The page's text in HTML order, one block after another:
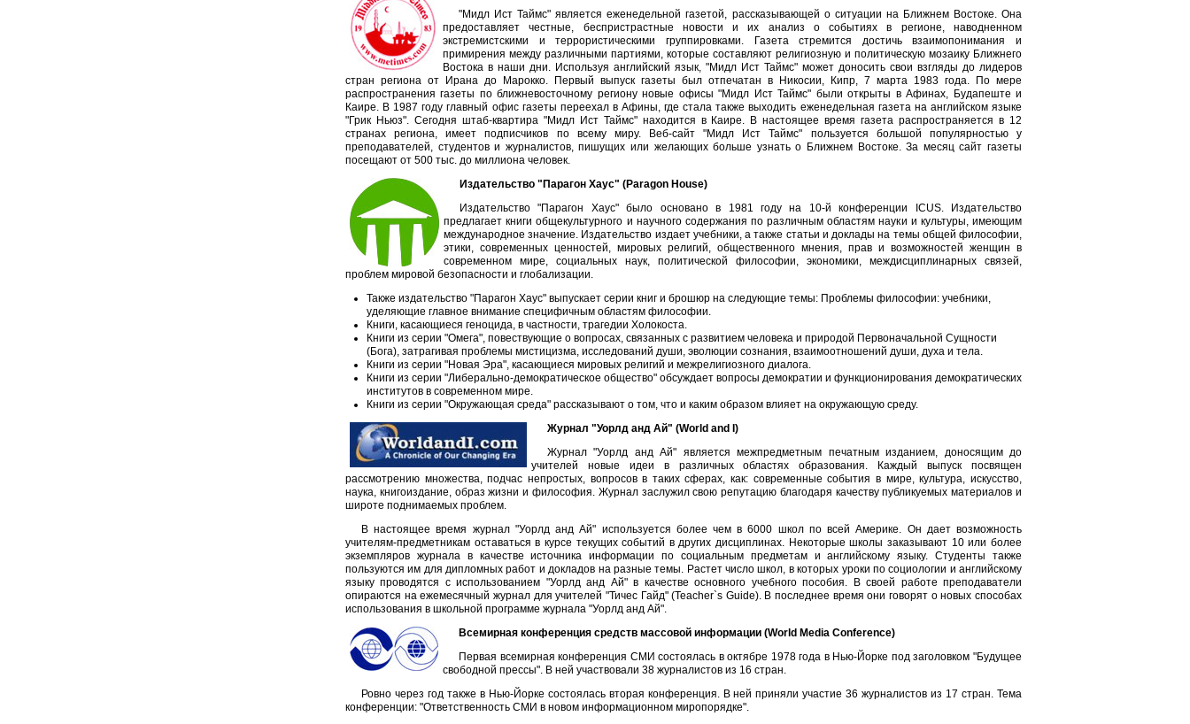
"Мидл Ист Таймс" является еженедельной газетой, рассказывающей о ситуации на Ближнем Востоке. Она
предоставляет честные, беспристрастные новости и их анализ о событиях в регионе, наводненном
экстремистскими и террористическими группировками. Газета стремится достичь взаимопонимания и
примирения между различными партиями, которые составляют религиозную и политическую мозаику Ближнего
Востока в наши дни. Используя английский язык, "Мидл Ист Таймс" может доносить свои взгляды до лидеров
стран региона от Ирана до Марокко. Первый выпуск газеты был отпечатан в Никосии, Кипр, 7 марта 1983 года. По мере
распространения газеты по ближневосточному региону новые офисы "Мидл Ист Таймс" были открыты в Афинах, Будапеште и
Каире. В 1987 году главный офис газеты переехал в Афины, где стала также выходить еженедельная газета на английском языке
"Грик Ньюз". Сегодня штаб-квартира "Мидл Ист Таймс" находится в Каире. В настоящее время газета распространяется в 12
странах региона, имеет подписчиков по всему миру. Веб-сайт "Мидл Ист Таймс" пользуется большой популярностью у
преподавателей, студентов и журналистов, пишущих или желающих больше узнать о Ближнем Востоке. За месяц сайт газеты
посещают от 500 тыс. до миллиона человек.
Издательство "Парагон Хаус" (Paragon House)
Издательство "Парагон Хаус" было основано в 1981 году на 10-й конференции ICUS. Издательство
предлагает книги общекультурного и научного содержания по различным областям науки и культуры, имеющим
международное значение. Издательство издает учебники, а также статьи и доклады на темы общей философии,
этики, современных ценностей, мировых религий, общественного мнения, прав и возможностей женщин в
современном мире, социальных наук, политической философии, экономики, междисциплинарных связей,
проблем мировой безопасности и глобализации.
Также издательство "Парагон Хаус" выпускает серии книг и брошюр на следующие темы: Проблемы философии: учебники,
уделяющие главное внимание специфичным областям философии.
Книги, касающиеся геноцида, в частности, трагедии Холокоста.
Книги из серии "Омега", повествующие о вопросах, связанных с развитием человека и природой Первоначальной Сущности
(Бога), затрагивая проблемы мистицизма, исследований души, эволюции сознания, взаимоотношений души, духа и тела.
Книги из серии "Новая Эра", касающиеся мировых религий и межрелигиозного диалога.
Книги из серии "Либерально-демократическое общество" обсуждает вопросы демократии и функционирования демократических
институтов в современном мире.
Книги из серии "Окружающая среда" рассказывают о том, что и каким образом влияет на окружающую среду.
Журнал "Уорлд анд Ай" (World and I)
Журнал "Уорлд анд Ай" является межпредметным печатным изданием, доносящим до
учителей новые идеи в различных областях образования. Каждый выпуск посвящен
рассмотрению множества, подчас непростых, вопросов в таких сферах, как: современные события в мире, культура, искусство,
наука, книгоиздание, образ жизни и философия. Журнал заслужил свою репутацию благодаря качеству публикуемых материалов и
широте поднимаемых проблем.
В настоящее время журнал "Уорлд анд Ай" используется более чем в 6000 школ по всей Америке. Он дает возможность
учителям-предметникам оставаться в курсе текущих событий в других дисциплинах. Некоторые школы заказывают 10 или более
экземпляров журнала в качестве источника информации по социальным предметам и английскому языку. Студенты также
пользуются им для дипломных работ и докладов на разные темы. Растет число школ, в которых уроки по социологии и английскому
языку проводятся с использованием "Уорлд анд Ай" в качестве основного учебного пособия. В своей работе преподаватели
опираются на ежемесячный журнал для учителей "Тичес Гайд" (Teacher`s Guide). В последнее время они говорят о новых способах
использования в школьной программе журнала "Уорлд анд Ай".
Всемирная конференция средств массовой информации (World Media Conference)
Первая всемирная конференция СМИ состоялась в октябре 1978 года в Нью-Йорке под заголовком "Будущее
свободной прессы". В ней участвовали 38 журналистов из 16 стран.
Ровно через год также в Нью-Йорке состоялась вторая конференция. В ней приняли участие 36 журналистов из 17 стран. Тема
конференции: "Ответственность СМИ в новом информационном миропорядке".